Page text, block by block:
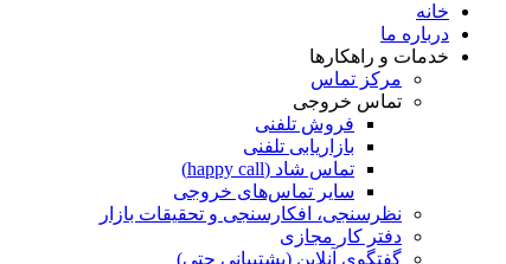
خانه
درباره ما
خدمات و راهکارها
مرکز تماس
تماس خروجی
فروش تلفنی
بازاریابی تلفنی
تماس شاد (happy call)
سایر تماس‌های خروجی
نظرسنجی، افکارسنجی و تحقیقات بازار
دفتر کار مجازی
گفتگوی آنلاین (پشتیبانی چتی)